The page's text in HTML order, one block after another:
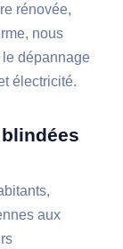
rénovée,
nous
dépannage
électricité.
aux